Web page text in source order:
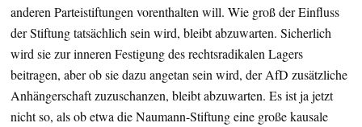
anderen Parteistiftungen vorenthalten will. Wie groß der Einfluss
der Stiftung tatsächlich sein wird, bleibt abzuwarten. Sicherlich
wird sie zur inneren Festigung des rechtsradikalen Lagers
beitragen, aber ob sie dazu angetan sein wird, der AfD zusätzliche
Anhängerschaft zuzuschanzen, bleibt abzuwarten. Es ist ja jetzt
nicht so, als ob etwa die Naumann-Stiftung eine große kausale